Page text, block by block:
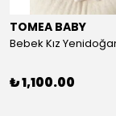
TOMEA BABY
₺ 1,100.00